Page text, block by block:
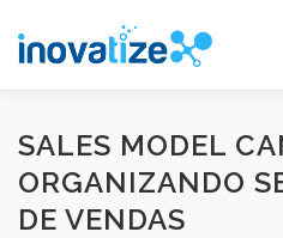
para
INOVATIZE MAUTIC
MATERIAIS EDUCATIVOS
SALES MODEL
ORGANIZANDO
DE VENDAS